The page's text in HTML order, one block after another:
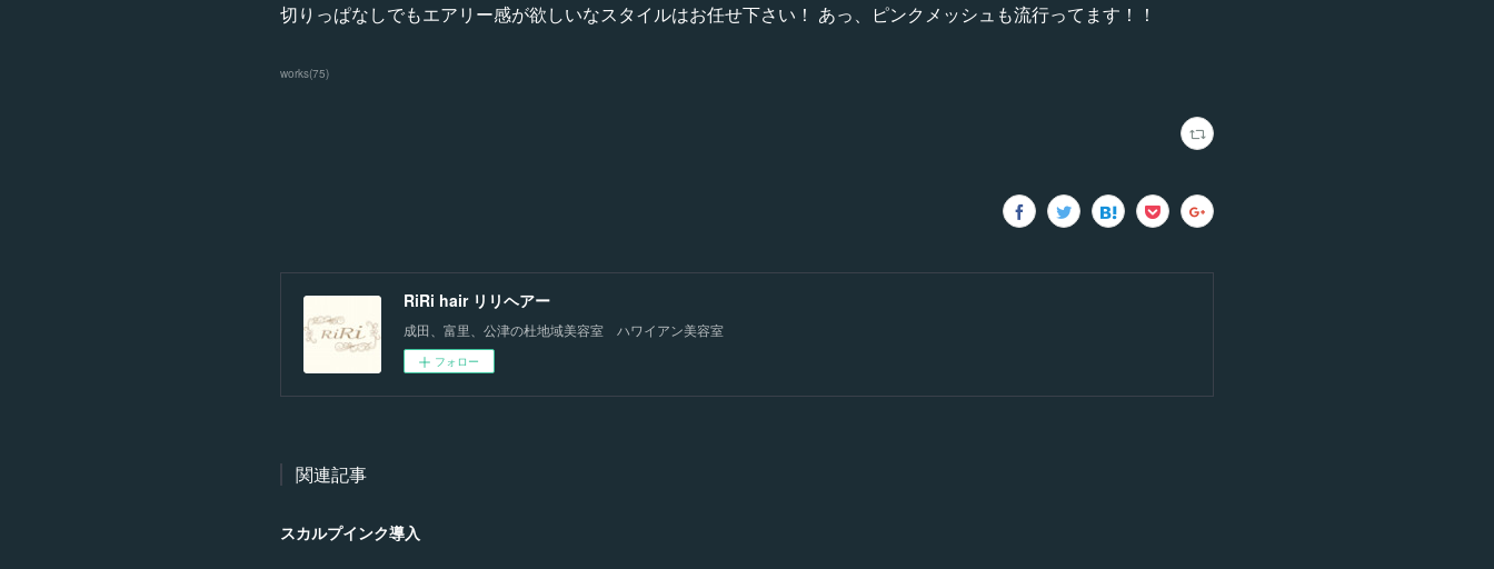
切りっぱなしでもエアリー感が欲しいなスタイルはお任せ下さい！ あっ、ピンクメッシュも流行ってます！！
works(75)
RiRi hair リリヘアー
成田、富里、公津の杜地域美容室 ハワイアン美容室
フォロー
関連記事
スカルプインク導入